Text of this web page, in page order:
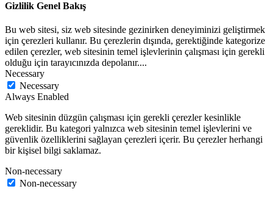
Gizlilik Genel Bakış
Bu web sitesi, siz web sitesinde gezinirken deneyiminizi geliştirmek
için çerezleri kullanır. Bu çerezlerin dışında, gerektiğinde kategorize
edilen çerezler, web sitesinin temel işlevlerinin çalışması için gerekli
olduğu için tarayıcınızda depolanır....
Necessary
Necessary
Always Enabled
Web sitesinin düzgün çalışması için gerekli çerezler kesinlikle
gereklidir. Bu kategori yalnızca web sitesinin temel işlevlerini ve
güvenlik özelliklerini sağlayan çerezleri içerir. Bu çerezler herhangi
bir kişisel bilgi saklamaz.
Non-necessary
Non-necessary